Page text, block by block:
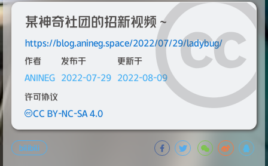
某神奇社团的招新视频～
https://blog.anineg.space/2022/07/29/ladybug/
作者
ANINEG
发布于
2022-07-29
更新于
2022-08-09
许可协议
CC BY-NC-SA 4.0
bilibili